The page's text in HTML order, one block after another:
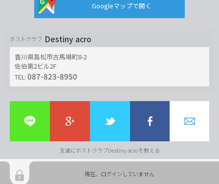
Googleマップで開く
ホストクラブ Destiny acro
香川県高松市古馬場町8-2
佐伯第2ビル2F
TEL: 087-823-8950
友達にホストクラブDestiny acroを教える
現在、ログインしていません